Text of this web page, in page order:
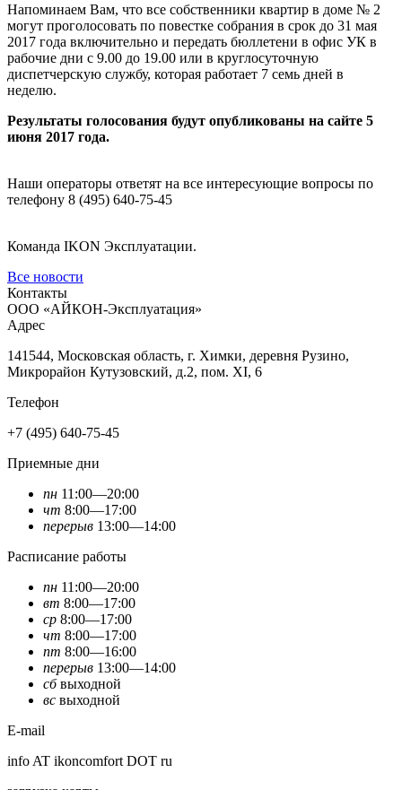
Напоминаем Вам, что все собственники квартир в доме № 2
могут проголосовать по повестке собрания в срок до 31 мая
2017 года включительно и передать бюллетени в офис УК в
рабочие дни с 9.00 до 19.00 или в круглосуточную
диспетчерскую службу, которая работает 7 семь дней в
неделю.
Результаты голосования будут опубликованы на сайте 5
июня 2017 года.
Наши операторы ответят на все интересующие вопросы по
телефону 8 (495) 640-75-45
Команда IKON Эксплуатации.
Все новости
Контакты
ООО «АЙКОН-Эксплуатация»
Адрес
141544, Московская область, г. Химки, деревня Рузино,
Микрорайон Кутузовский, д.2, пом. XI, 6
Телефон
+7 (495) 640-75-45
Приемные дни
пн 11:00—20:00
чт 8:00—17:00
перерыв 13:00—14:00
Расписание работы
пн 11:00—20:00
вт 8:00—17:00
ср 8:00—17:00
чт 8:00—17:00
пт 8:00—16:00
перерыв 13:00—14:00
сбвыходной
вс выходной
E-mail
info AT ikoncomfort DOT ru